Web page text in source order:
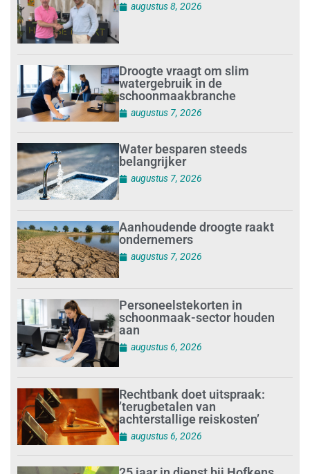
augustus 8, 2026
Droogte vraagt om slim
watergebruik in de
schoonmaakbranche
augustus 7, 2026
Water besparen steeds
belangrijker
augustus 7, 2026
Aanhoudende droogte raakt
ondernemers
augustus 7, 2026
Personeelstekorten in
schoonmaak-sector houden
aan
augustus 6, 2026
Rechtbank doet uitspraak:
’terugbetalen van
achterstallige reiskosten’
augustus 6, 2026